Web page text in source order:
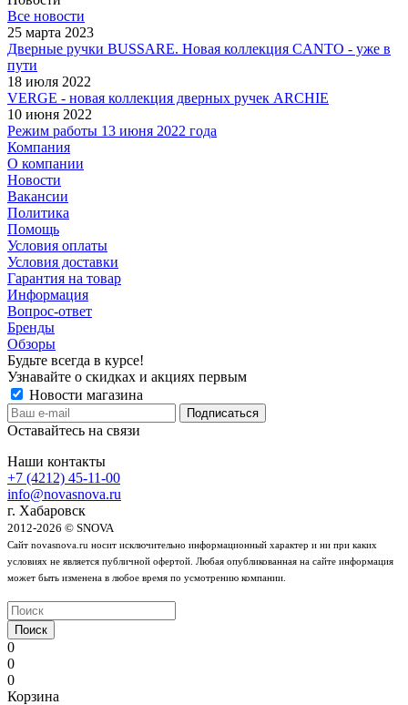
Все новости
25 марта 2023
Дверные ручки BUSSARE. Новая коллекция CANTO - уже в
пути
18 июля 2022
VERGE - новая коллекция дверных ручек ARCHIE
10 июня 2022
Режим работы 13 июня 2022 года
Компания
О компании
Новости
Вакансии
Политика
Помощь
Условия оплаты
Условия доставки
Гарантия на товар
Информация
Вопрос-ответ
Бренды
Обзоры
Будьте всегда в курсе!
Узнавайте о скидках и акциях первым
Новости магазина
Оставайтесь на связи
Наши контакты
+7 (4212) 45-11-00
info@novasnova.ru
г. Хабаровск
2012-2026 © SNOVA
Сайт novasnova.ru носит исключительно информационный характер и ни при каких
условиях не является публичной офертой. Любая опубликованная на сайте информация
может быть изменена в любое время по усмотрению компании.
Поиск
0
0
0
Корзина